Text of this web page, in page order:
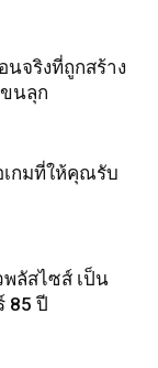
นจริงที่ถูกสร้าง
นลุก
เกมที่ให้คุณรับ
ลัสไซส์ เป็น
85 ปี